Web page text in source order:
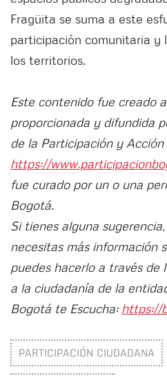
Fragüita se suma a este
participación comunitaria y
los territorios.
Este contenido fue creado
proporcionada y difundida
de la Participación y Acción
https://
fue curado por un o una
Bogotá.
Si tienes alguna
necesitas más información
puedes hacerlo a través de
a la ciudadanía de la
Bogotá te Escucha: https://
PARTICIPACIÓN CIUDADANA